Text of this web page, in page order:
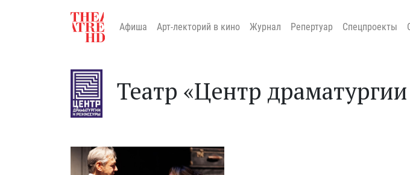
Афиша Арт-лекторий в кино Журнал Репертуар Спецпроекты
Театр «Центр